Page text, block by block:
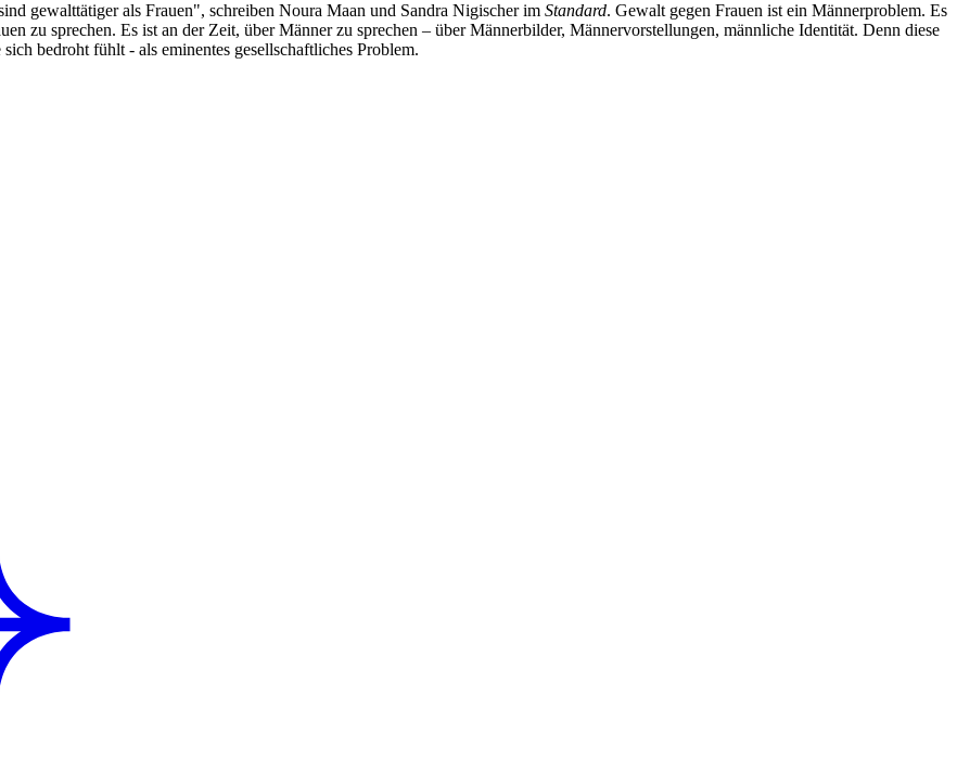
gewalttätiger als Frauen", schreiben Noura Maan und Sandra Nigischer im Standard. Gewalt gegen Frauen ist ein Männerproblem. Es
zu sprechen. Es ist an der Zeit, über Männer zu sprechen – über Männerbilder, Männervorstellungen, männliche Identität. Denn diese
bedroht fühlt - als eminentes gesellschaftliches Problem.